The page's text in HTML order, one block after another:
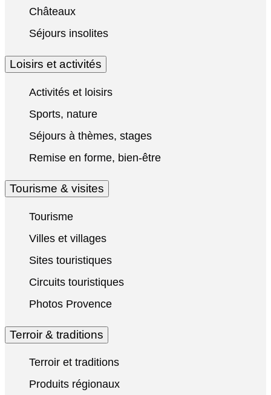
Châteaux
Séjours insolites
Loisirs et activités
Activités et loisirs
Sports, nature
Séjours à thèmes, stages
Remise en forme, bien-être
Tourisme & visites
Tourisme
Villes et villages
Sites touristiques
Circuits touristiques
Photos Provence
Terroir & traditions
Terroir et traditions
Produits régionaux